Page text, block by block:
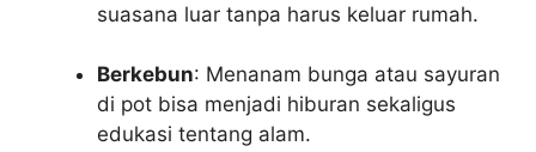
suasana luar tanpa harus keluar rumah.
Berkebun: Menanam bunga atau sayuran
di pot bisa menjadi hiburan sekaligus
edukasi tentang alam.